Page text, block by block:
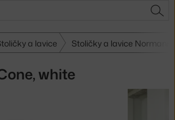
a lavice Stoličky a lavice Normann
white